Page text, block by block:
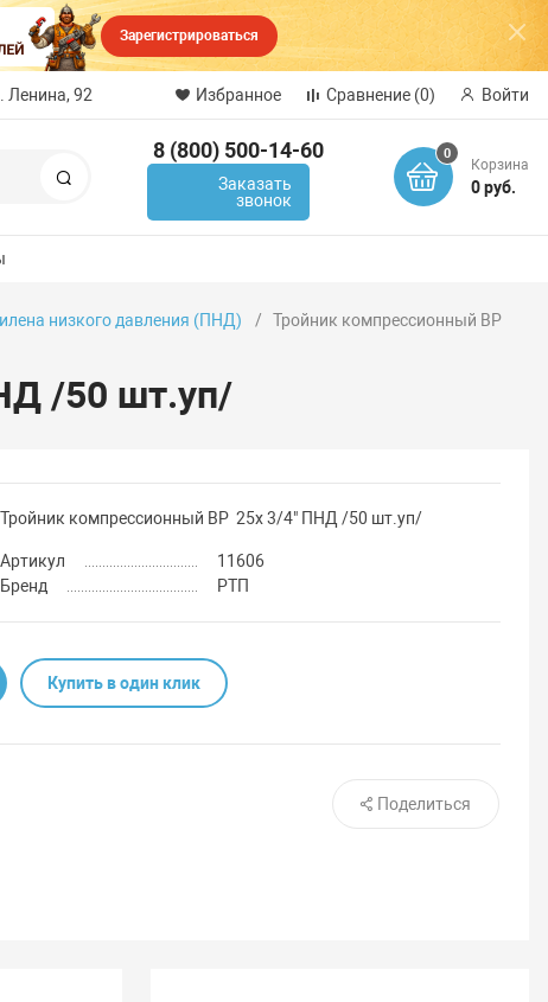
Зарегистрироваться
Ленина, 92 Избранное Сравнение (0) Войти
8 (800) 500-14-60
Заказать
звонок
0
Корзина
0 руб.
низкого давления (ПНД)
Тройник компрессионный ВР
/50 шт.уп/
Тройник компрессионный ВР 25x 3/4" ПНД /50 шт.уп/
Артикул
11606
Бренд
РТП
Купить в один клик
Поделиться